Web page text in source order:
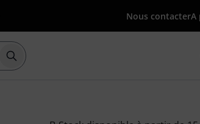
Nous contacterA
Démarrer la recherche avec le terme de